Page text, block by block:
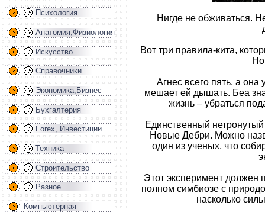
Психология
Анатомия,Физиология
Искусство
Справочники
Экономика,Бизнес
Бухгалтерия
Forex, Инвестиции
Техника
Строительство
Разное
Компьютерная
Нигде не обживаться.
Вот три правила-кита,
Агнес всего пять, а она
мешает ей дышать. Беа
жизнь – убраться
Единственный
Новые Дебри. Можно
один из ученых, что
Этот эксперимент должен
полном симбиозе с
насколько